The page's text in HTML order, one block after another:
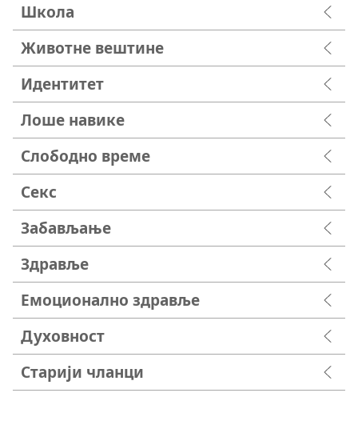
Школа
Животне вештине
Идентитет
Лоше навике
Слободно време
Секс
Забављање
Здравље
Емоционално здравље
Духовност
Старији чланци